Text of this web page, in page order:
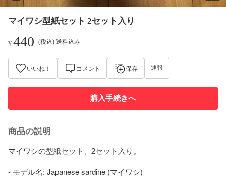
マイワシ型紙セット 2セット入り
¥440 (税込) 送料込み
いいね！ コメント 保存 通報
購入手続きへ
商品の説明
マイワシの型紙セット、2セット入り。
- モデル名: Japanese sardine (マイワシ)